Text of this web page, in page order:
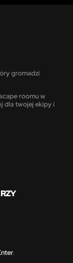
gromadzi
roomu w
dla twojej ekipy i
.